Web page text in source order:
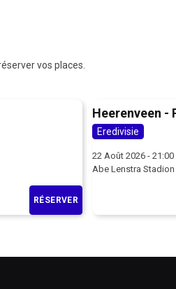
vos places.
RÉSERVER
Heerenveen -
Eredivisie
22 Août 2026 - 21:00
Abe Lenstra Stadion